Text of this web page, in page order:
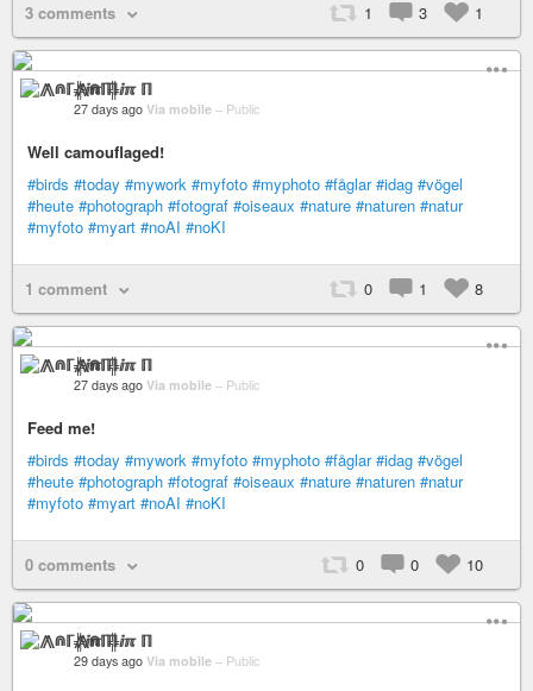
3 comments 1 3 1
⨇⋒ℾ╬ⅈℼ ℿ
27 days ago Via mobile – Public
Well camouflaged!
#birds #today #mywork #myfoto #myphoto #fåglar #idag #vögel
#heute #photograph #fotograf #oiseaux #nature #naturen #natur
#myfoto #myart #noAI #noKI
1 comment 0 1 8
⨇⋒ℾ╬ⅈℼ ℿ
27 days ago Via mobile – Public
Feed me!
#birds #today #mywork #myfoto #myphoto #fåglar #idag #vögel
#heute #photograph #fotograf #oiseaux #nature #naturen #natur
#myfoto #myart #noAI #noKI
0 comments 0 0 10
⨇⋒ℾ╬ⅈℼ ℿ
29 days ago Via mobile – Public